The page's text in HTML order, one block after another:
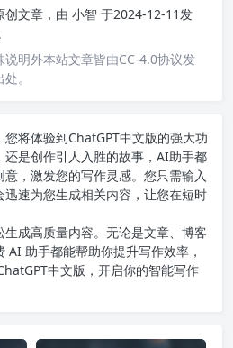
创文章，由 小智 于2024-12-11发
说明外本站文章皆由CC-4.0协议发
。
您将体验到ChatGPT中文版的强大功
是创作引人入胜的故事，AI助手都
，激发您的写作灵感。您只需输入
速为您生成相关内容，让您在短时
成高质量内容。无论是文章、博客
AI 助手都能帮助你提升写作效率，
中文版 ，开启你的智能写作